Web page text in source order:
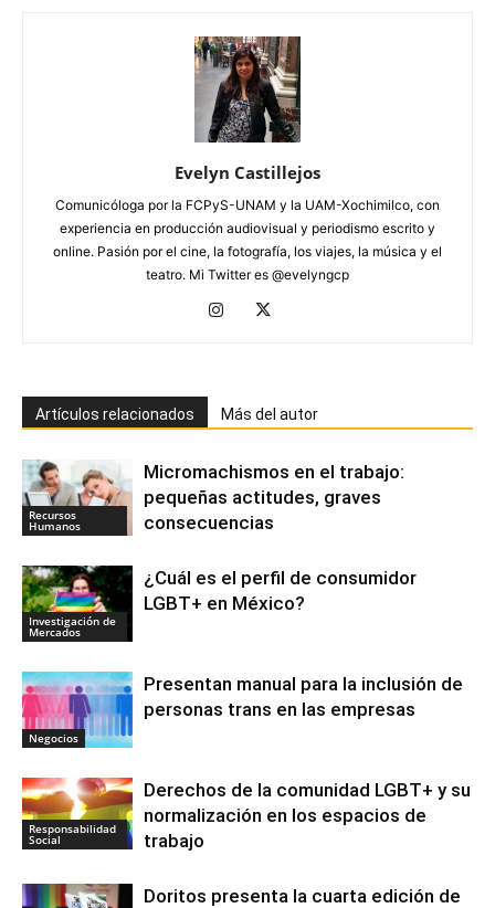
Evelyn Castillejos
Comunicóloga por la FCPyS-UNAM y la UAM-Xochimilco, con
experiencia en producción audiovisual y periodismo escrito y
online. Pasión por el cine, la fotografía, los viajes, la música y el
teatro. Mi Twitter es @evelyngcp
Artículos relacionados Más del autor
Recursos
Humanos
Micromachismos en el trabajo:
pequeñas actitudes, graves
consecuencias
Investigación de
Mercados
¿Cuál es el perfil de consumidor
LGBT+ en México?
Negocios
Presentan manual para la inclusión de
personas trans en las empresas
Responsabilidad
Social
Derechos de la comunidad LGBT+ y su
normalización en los espacios de
trabajo
Doritos presenta la cuarta edición de